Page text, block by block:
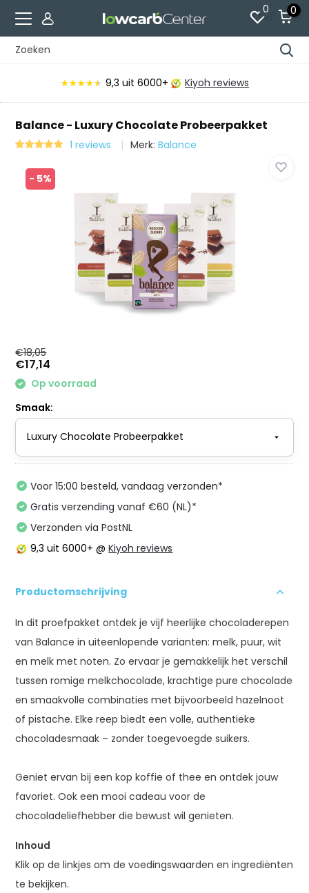
0 0
★★★★★
★★★★★ 9,3 uit 6000+ Kiyoh reviews
Balance - Luxury Chocolate Probeerpakket
1 reviews Merk:Balance
- 5%
€18,05
€17,14
Op voorraad
Smaak:
Voor 15:00 besteld, vandaag verzonden*
Gratis verzending vanaf €60 (NL)*
Verzonden via PostNL
9,3 uit 6000+ @Kiyoh reviews
Productomschrijving
In dit proefpakket ontdek je vijf heerlijke chocoladerepen
van Balance in uiteenlopende varianten: melk, puur, wit
en melk met noten. Zo ervaar je gemakkelijk het verschil
tussen romige melkchocolade, krachtige pure chocolade
en smaakvolle combinaties met bijvoorbeeld hazelnoot
of pistache. Elke reep biedt een volle, authentieke
chocoladesmaak – zonder toegevoegde suikers.
Geniet ervan bij een kop koffie of thee en ontdek jouw
favoriet. Ook een mooi cadeau voor de
chocoladeliefhebber die bewust wil genieten.
Inhoud
Klik op de linkjes om de voedingswaarden en ingrediënten
te bekijken.